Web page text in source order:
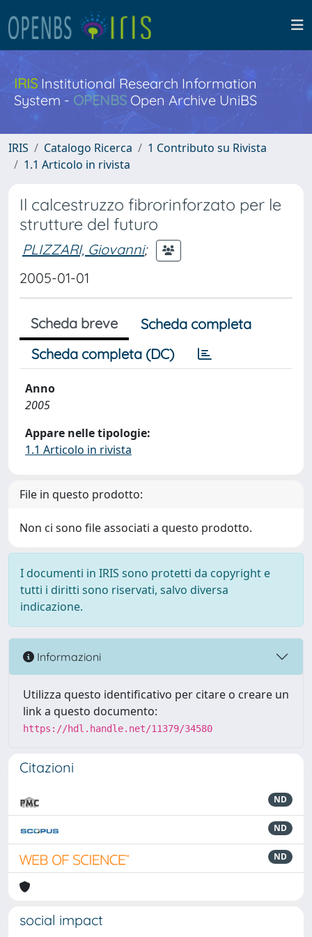
IRISInstitutional Research Information
System - OPENBS Open Archive UniBS
IRIS Catalogo Ricerca
1 Contributo su Rivista
1.1 Articolo in rivista
Il calcestruzzo fibrorinforzato per le
strutture del futuro
PLIZZARI, Giovanni;
2005-01-01
Scheda breve
Scheda completa
Scheda completa (DC)
Anno
2005
Appare nelle tipologie:
1.1 Articolo in rivista
File in questo prodotto:
Non ci sono file associati a questo prodotto.
I documenti in IRIS sono protetti da copyright e
tutti i diritti sono riservati, salvo diversa
indicazione.
Informazioni
Utilizza questo identificativo per citare o creare un
link a questo documento:
https://hdl.handle.net/11379/34580
Citazioni
ND
ND
ND
social impact